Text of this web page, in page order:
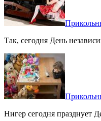
Так, сегодня День
Нигер сегодня празднует